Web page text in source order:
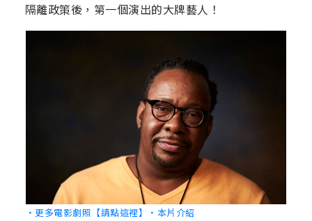
隔離政策後，第一個演出的大牌藝人！
‧更多電影劇照【請點這裡】 ‧本片介紹